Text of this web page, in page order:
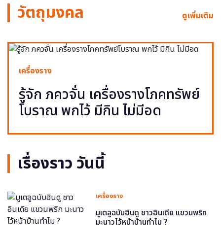
วัตถุมงคล ดูเพิ่มเติม
เครื่องราง
รู้จัก ภควจั่น เครื่องรางโภคทรัพย์
โบราณ พกไว้ มีกิน ไม่มีอด
เรื่องราว วันนี้
เครื่องราง
มูเตลูฉบับฮินดู ชาวอินเดีย แขวนพริก
มะนาวไว้หน้าบ้านทำไม ?